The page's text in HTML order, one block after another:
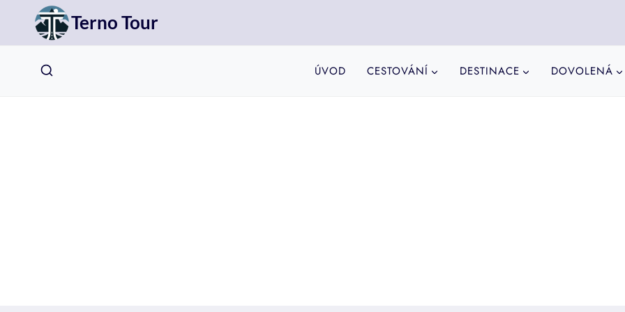
Přeskočit
obsah
Terno Tour
ÚVOD CESTOVÁNÍ DESTINACE DOVOLENÁ